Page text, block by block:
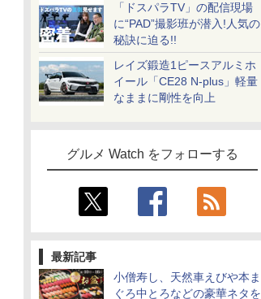
「ドスパラTV」の配信現場
に“PAD”撮影班が潜入!人気の
秘訣に迫る!!
レイズ鍛造1ピースアルミホ
イール「CE28 N-plus」軽量
なままに剛性を向上
グルメ Watch をフォローする
最新記事
小僧寿し、天然車えびや本ま
ぐろ中とろなどの豪華ネタを